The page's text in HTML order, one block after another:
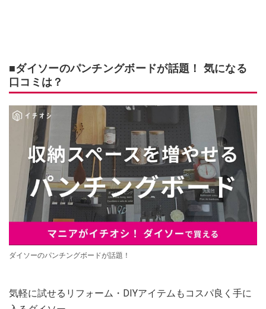
■ダイソーのパンチングボードが話題！ 気になる
口コミは？
ダイソーのパンチングボードが話題！
気軽に試せるリフォーム・DIYアイテムもコスパ良く手に